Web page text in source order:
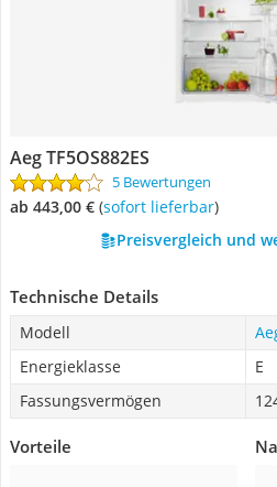
Aeg TF5OS882ES
5 Bewertungen
ab 443,00 € ( Sofort lieferbar)
Preisvergleich und
Technische Details
Modell
Energieklasse
E
Fassungsvermögen
Vorteile